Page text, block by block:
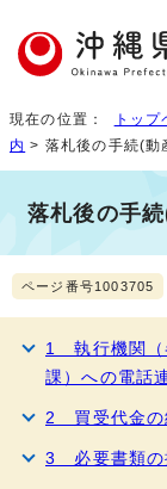
現在の位置： トップ
内 > 落札後の手続(動
落札後の手
ページ番号1003705
1 執行機関（
課）への電話
2 買受代金の
3 必要書類の